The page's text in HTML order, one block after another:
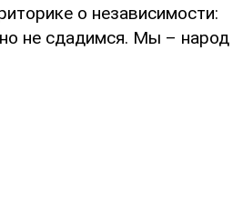
о независимости:
не сдадимся. Мы – народ